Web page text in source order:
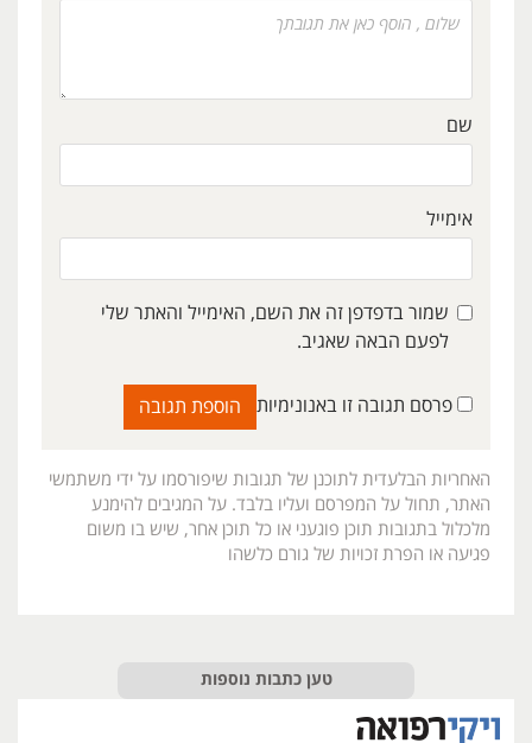
שם
אימייל
שמור בדפדפן זה את השם, האימייל והאתר שלי
לפעם הבאה שאגיב.
פרסם תגובה זו באנונימיות
האחריות הבלעדית לתוכנן של תגובות שיפורסמו על ידי משתמשי
האתר, תחול על המפרסם ועליו בלבד. על המגיבים להימנע
מלכלול בתגובות תוכן פוגעני או כל תוכן אחר, שיש בו משום
פגיעה או הפרת זכויות של גורם כלשהו
טען כתבות נוספות